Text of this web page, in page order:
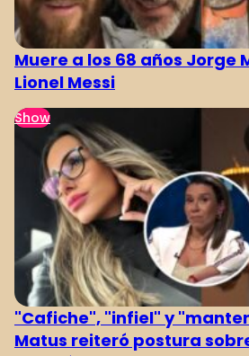
Muere a los 68 años Jorge
Lionel Messi
Show
"Cafiche", "infiel" y
Matus reiteró postura